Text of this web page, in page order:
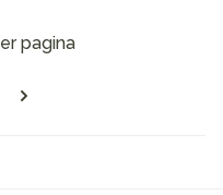
momenteel pagina
pagina